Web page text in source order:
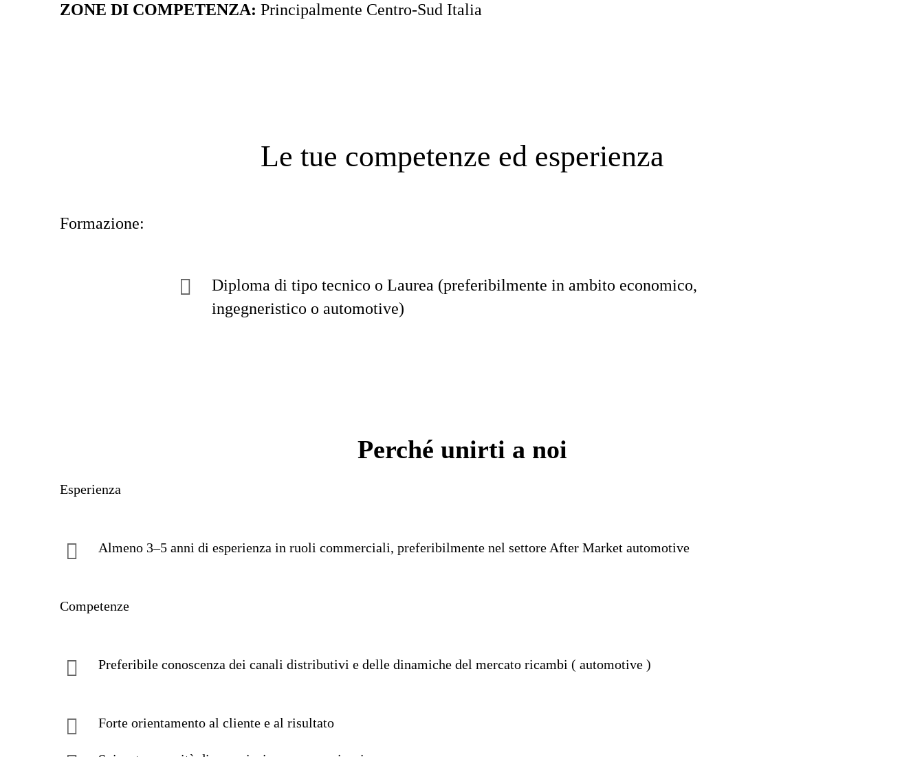
ZONE DI COMPETENZA: Principalmente Centro-Sud Italia
Le tue competenze ed esperienza
Formazione:
Diploma di tipo tecnico o Laurea (preferibilmente in ambito economico,
ingegneristico o automotive)
Perché unirti a noi
Esperienza
Almeno 3–5 anni di esperienza in ruoli commerciali, preferibilmente nel settore After Market automotive
Competenze
Preferibile conoscenza dei canali distributivi e delle dinamiche del mercato ricambi ( automotive )
Forte orientamento al cliente e al risultato